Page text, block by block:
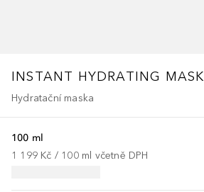
INSTANT HYDRATING MASK
Hydratační maska
100 ml
1 199 Kč / 100 ml včetně DPH